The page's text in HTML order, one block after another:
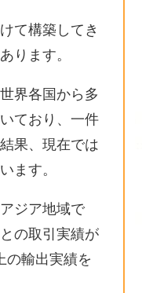
て構築してき
ります。
界各国から多
ており、一件
果、現在では
ます。
ジア地域で
の取引実績が
の輸出実績を